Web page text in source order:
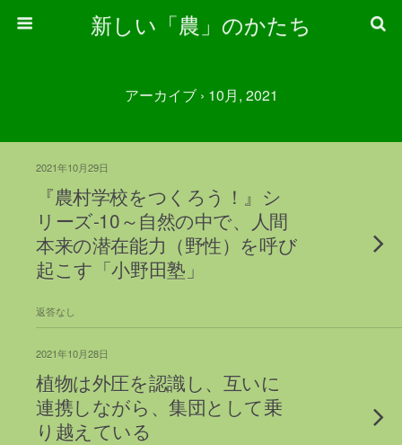
新しい「農」のかたち
アーカイブ › 10月, 2021
2021年10月29日
『農村学校をつくろう！』シ
リーズ-10～自然の中で、人間
本来の潜在能力（野性）を呼び
起こす「小野田塾」
返答なし
2021年10月28日
植物は外圧を認識し、互いに
連携しながら、集団として乗
り越えている